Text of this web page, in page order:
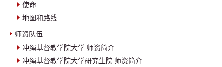
使命
地图和路线
师资队伍
冲绳基督教学院大学 师资简介
冲绳基督教学院大学研究生院 师资简介